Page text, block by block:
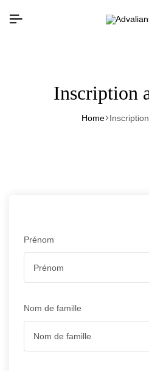
Inscription
Home
Prénom
Nom de famille